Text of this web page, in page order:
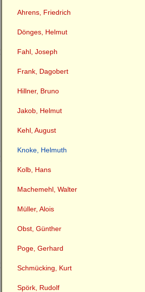
Ahrens, Friedrich
Dönges, Helmut
Fahl, Joseph
Frank, Dagobert
Hillner, Bruno
Jakob, Helmut
Kehl, August
Knoke, Helmuth
Kolb, Hans
Machemehl, Walter
Müller, Alois
Obst, Günther
Poge, Gerhard
Schmücking, Kurt
Spörk, Rudolf